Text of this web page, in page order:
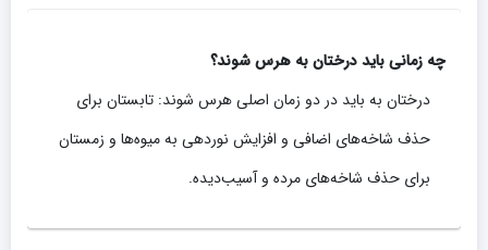
چه زمانی باید درختان به هرس شوند؟
درختان به باید در دو زمان اصلی هرس شوند: تابستان برای
حذف شاخه‌های اضافی و افزایش نوردهی به میوه‌ها و زمستان
برای حذف شاخه‌های مرده و آسیب‌دیده.